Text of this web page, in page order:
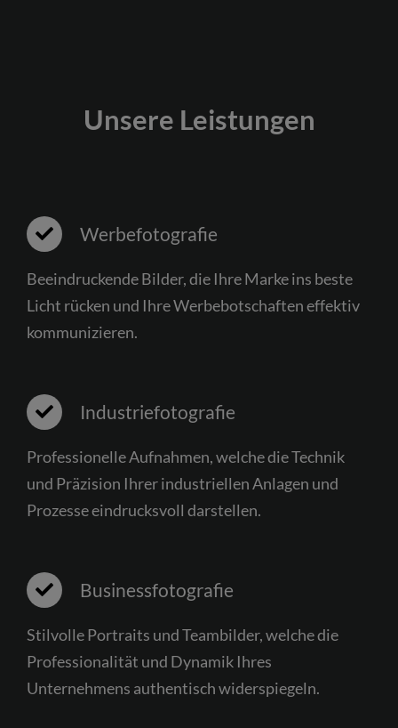
Unsere Leistungen
Werbefotografie
Beeindruckende Bilder, die Ihre Marke ins beste
Licht rücken und Ihre Werbebotschaften effektiv
kommunizieren.
Industriefotografie
Professionelle Aufnahmen, welche die Technik
und Präzision Ihrer industriellen Anlagen und
Prozesse eindrucksvoll darstellen.
Businessfotografie
Stilvolle Portraits und Teambilder, welche die
Professionalität und Dynamik Ihres
Unternehmens authentisch widerspiegeln.